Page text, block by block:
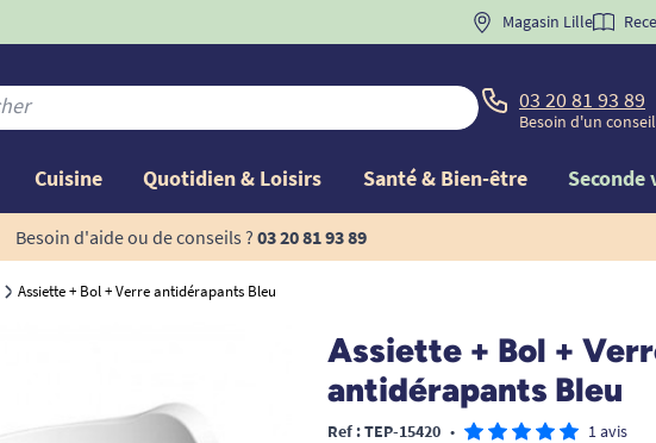
BIENVENUE" pourla 1ère
Magasin Lille
03 20 81 93 89
Besoin d'un
Cuisine Quotidien & Loisirs Santé & Bien-être Seconde
Besoin d'aide ou de conseils ? 03 20 81 93 89
Assiette + Bol + Verre antidérapants Bleu
Assiette + Bol +
antidérapants Bleu
Ref : TEP-15420 • 1 avis